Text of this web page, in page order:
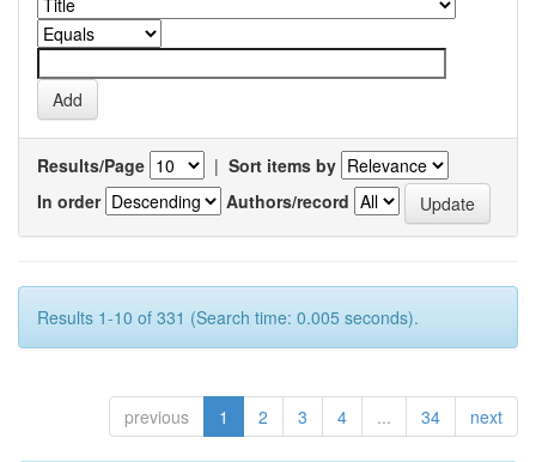
Results/Page | Sort items by
In order
Authors/record
Results 1-10 of 331 (Search time: 0.005 seconds).
previous 1 2 3 4 ... 34 next